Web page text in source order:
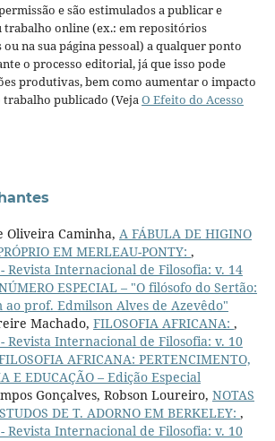
e são estimulados a publicar e
online (ex.: em repositórios
na sua página pessoal) a qualquer ponto
o processo editorial, já que isso pode
produtivas, bem como aumentar o impacto
trabalho publicado (VejaO Efeito do Acesso
Oliveira Caminha, A FÁBULA DE HIGINO
EM MERLEAU-PONTY: ,
Revista Internacional de Filosofia: v. 14
ESPECIAL – "O filósofo do Sertão:
ao prof. Edmilson Alves de Azevêdo"
Machado, FILOSOFIA AFRICANA: ,
Revista Internacional de Filosofia: v. 10
AFRICANA: PERTENCIMENTO,
E EDUCAÇÃO – Edição Especial
Gonçalves, Robson Loureiro, NOTAS
DE T. ADORNO EM BERKELEY: ,
Revista Internacional de Filosofia: v. 10